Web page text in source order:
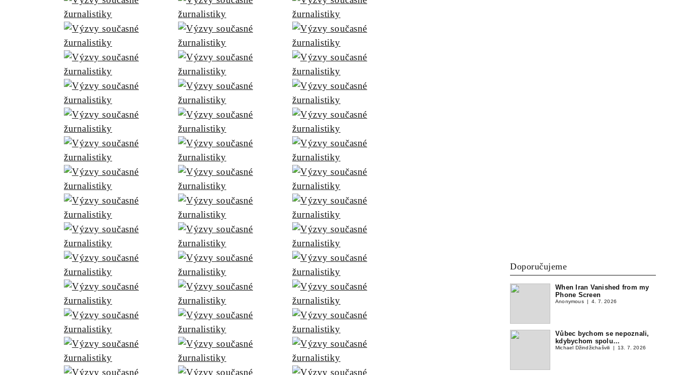
Doporučujeme
When Iran Vanished from my
Phone Screen
Anonymous 4. 7. 2026
Vůbec bychom se nepoznali,
kdybychom spolu…
Michael Džindžichašvili 13. 7. 2026